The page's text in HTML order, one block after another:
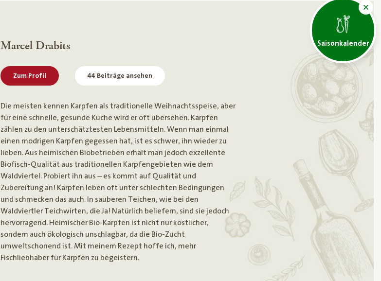
Saisonkalender
Marcel Drabits
Zum Profil 44 Beiträge ansehen
Die meisten kennen Karpfen als traditionelle Weihnachtsspeise, aber
für eine schnelle, gesunde Küche wird er oft übersehen. Karpfen
zählen zu den unterschätztesten Lebensmitteln. Wenn man einmal
einen modrigen Karpfen gegessen hat, ist es schwer, ihn wieder zu
lieben. Aus heimischen Biobetrieben erhält man jedoch exzellente
Biofisch-Qualität aus traditionellen Karpfengebieten wie dem
Waldviertel. Probiert ihn aus – es kommt auf Qualität und
Zubereitung an! Karpfen leben oft unter schlechten Bedingungen
und schmecken das auch. In sauberen Teichen, wie bei den
Waldviertler Teichwirten, die Ja! Natürlich beliefern, sind sie jedoch
hervorragend. Heimischer Bio-Karpfen ist nicht nur köstlicher,
sondern auch ökologisch unschlagbar, da die Bio-Zucht
umweltschonend ist. Mit meinem Rezept hoffe ich, mehr
Fischliebhaber für Karpfen zu begeistern.